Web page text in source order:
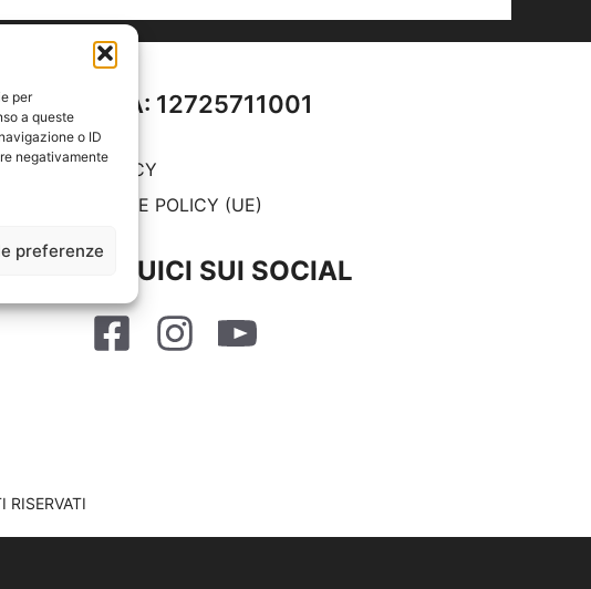
per
a queste
o ID
negativamente
preferenze
P.IVA: 12725711001
PRIVACY
COOKIE POLICY (UE)
SEGUICI SUI SOCIAL